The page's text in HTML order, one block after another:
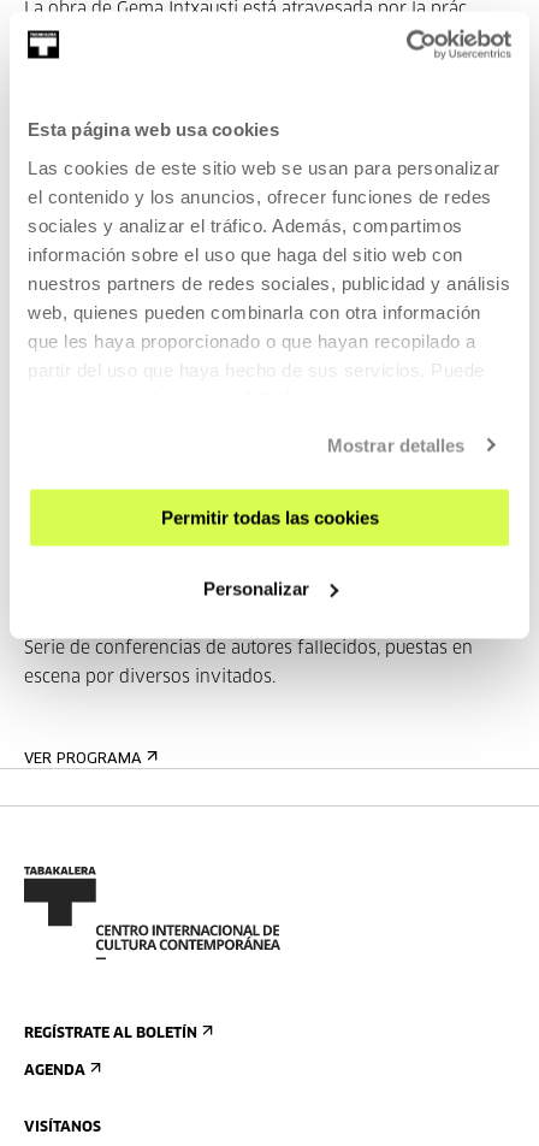
Esta página web usa cookies
Las cookies de este sitio web se usan para personalizar
el contenido y los anuncios, ofrecer funciones de redes
sociales y analizar el tráfico. Además, compartimos
información sobre el uso que haga del sitio web con
nuestros partners de redes sociales, publicidad y análisis
web, quienes pueden combinarla con otra información
que les haya proporcionado o que hayan recopilado a
partir del uso que haya hecho de sus servicios. Puede
Mostrar detalles
Permitir todas las cookies
Personalizar
La obra de Gema Intxausti está atravesada por la prác...
MÁS INFORMACIÓN
Gema Intxausti
Pertenece a Programa: Políticas
Serie de conferencias de autores fallecidos, puestas en
escena por diversos invitados.
VER PROGRAMA
REGÍSTRATE AL BOLETÍN
AGENDA
VISÍTANOS